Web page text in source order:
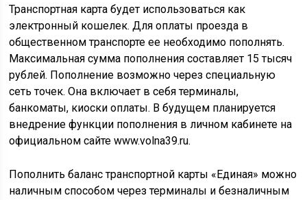
Транспортная карта будет использоваться как
электронный кошелек. Для оплаты проезда в
общественном транспорте ее необходимо пополнять.
Максимальная сумма пополнения составляет 15 тысяч
рублей. Пополнение возможно через специальную
сеть точек. Она включает в себя терминалы,
банкоматы, киоски оплаты. В будущем планируется
внедрение функции пополнения в личном кабинете на
официальном сайте www.volna39.ru.
Пополнить баланс транспортной карты «Единая» можно
наличным способом через терминалы и безналичным